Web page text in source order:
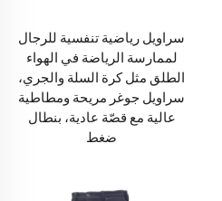
سراويل رياضية تنفسية للرجال
لممارسة الرياضة في الهواء
الطلق مثل كرة السلة والجري،
سراويل جوغر مريحة ومطاطية
عالية مع قصّة عادية، بنطال
ضغط